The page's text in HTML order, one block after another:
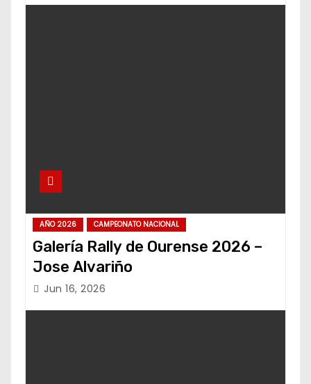
AÑO 2026 CAMPEONATO NACIONAL
Galería Rally de Ourense 2026 –
Jose Alvariño
Jun 16, 2026